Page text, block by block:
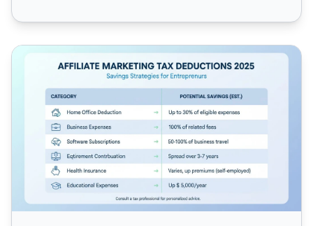
Daňové odpočty pre affiliate marketérov: Kompletný